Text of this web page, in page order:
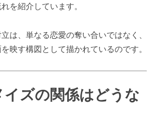
を紹介しています。
は、単なる恋愛の奪い合いではなく、
映す構図として描かれているのです。
ズの関係はどうな